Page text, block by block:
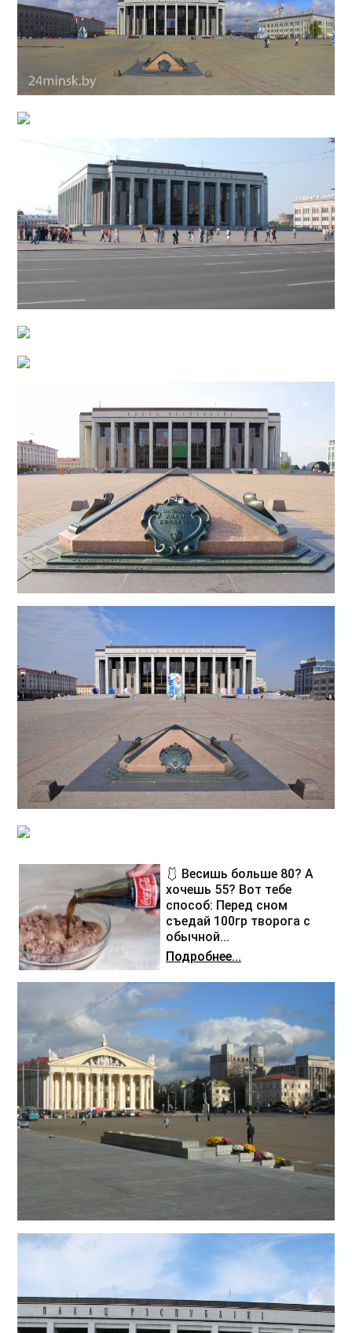
🩱 Весишь больше 80? А
хочешь 55? Вот тебе
способ: Перед сном
съедай 100гр творога с
обычной...
Подробнее...